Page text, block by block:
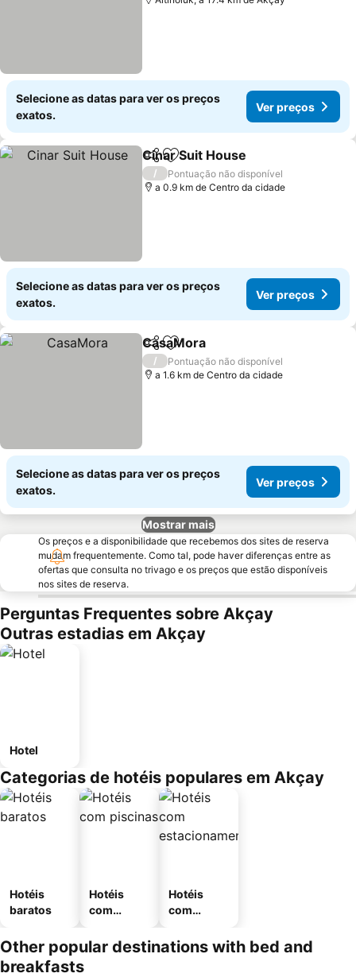
Selecione as datas para ver os preços
exatos.
Ver preços
PartilharAdicionar aos favoritos
Cinar Suit House
/
Pontuação não disponível
a 0.9 km de Centro da cidade
Selecione as datas para ver os preços
exatos.
Ver preços
PartilharAdicionar aos favoritos
CasaMora
/
Pontuação não disponível
a 1.6 km de Centro da cidade
Selecione as datas para ver os preços
exatos.
Ver preços
Mostrar mais
Os preços e a disponibilidade que recebemos dos sites de reserva
mudam frequentemente. Como tal, pode haver diferenças entre as
ofertas que consulta no trivago e os preços que estão disponíveis
nos sites de reserva.
Perguntas Frequentes sobre Akçay
Outras estadias em Akçay
Hotel
Categorias de hotéis populares em Akçay
Hotéis
baratos
Hotéis
com
Hotéis
com
mento
Other popular destinations with bed and
breakfasts